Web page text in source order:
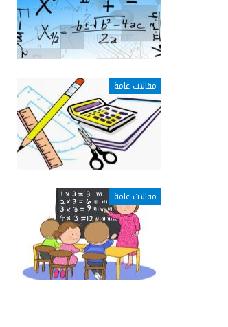
مقالات عامة
مقالات عامة